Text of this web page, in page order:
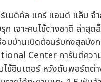
เมดิคัล แคร์ แอนด์ แล็บ จ
เจาะคนไข้ต่างชาติ ล่าสุด
มบ้านเปิดต้อนรับกงสุลบังก
Center การันตีความ
ข้อินเตอร์ หวังดันพอร์ตต่า